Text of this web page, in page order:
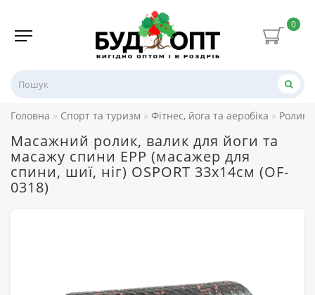
0
Головна Спорт та туризм Фітнес, йога та аеробіка
Масажний ролик, валик для йоги та
масажу спини EPP (масажер для
спини, шиї, ніг) OSPORT 33х14см (OF-
0318)